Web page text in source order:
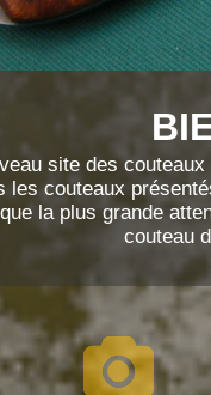
site des
les couteaux
la plus grande
couteau